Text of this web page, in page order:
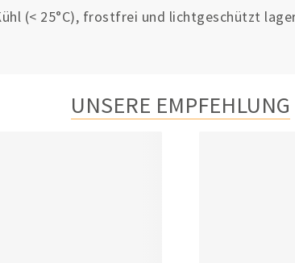
(< 25°C), frostfrei und lichtgeschützt
UNSERE EMPFEHLUNG